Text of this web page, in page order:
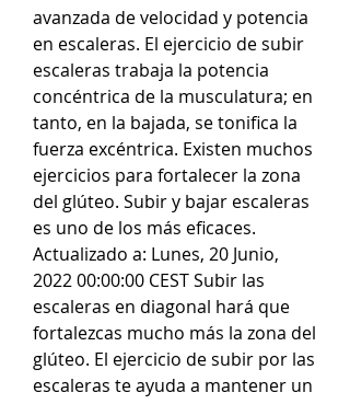
avanzada de velocidad y potencia
en escaleras. El ejercicio de subir
escaleras trabaja la potencia
concéntrica de la musculatura; en
tanto, en la bajada, se tonifica la
fuerza excéntrica. Existen muchos
ejercicios para fortalecer la zona
del glúteo. Subir y bajar escaleras
es uno de los más eficaces.
Actualizado a: Lunes, 20 Junio,
2022 00:00:00 CEST Subir las
escaleras en diagonal hará que
fortalezcas mucho más la zona del
glúteo. El ejercicio de subir por las
escaleras te ayuda a mantener un